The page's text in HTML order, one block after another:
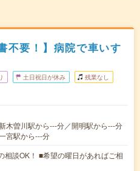
不要！】病院で車いす
土日祝日が休み 残業なし
木曽川駅から---分／開明駅から---分
宮駅から---分
相談OK！ ■希望の曜日があればご相